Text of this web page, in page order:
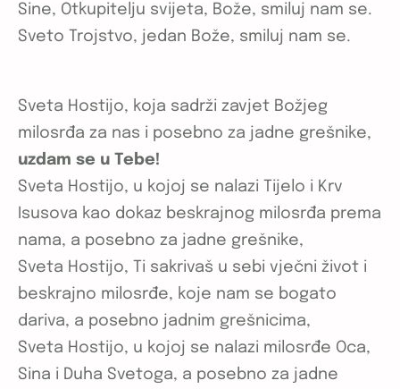
Sine, Otkupitelju svijeta, Bože, smiluj nam se.
Sveto Trojstvo, jedan Bože, smiluj nam se.
Sveta Hostijo, koja sadrži zavjet Božjeg
milosrđa za nas i posebno za jadne grešnike,
uzdam se u Tebe!
Sveta Hostijo, u kojoj se nalazi Tijelo i Krv
Isusova kao dokaz beskrajnog milosrđa prema
nama, a posebno za jadne grešnike,
Sveta Hostijo, Ti sakrivaš u sebi vječni život i
beskrajno milosrđe, koje nam se bogato
dariva, a posebno jadnim grešnicima,
Sveta Hostijo, u kojoj se nalazi milosrđe Oca,
Sina i Duha Svetoga, a posebno za jadne